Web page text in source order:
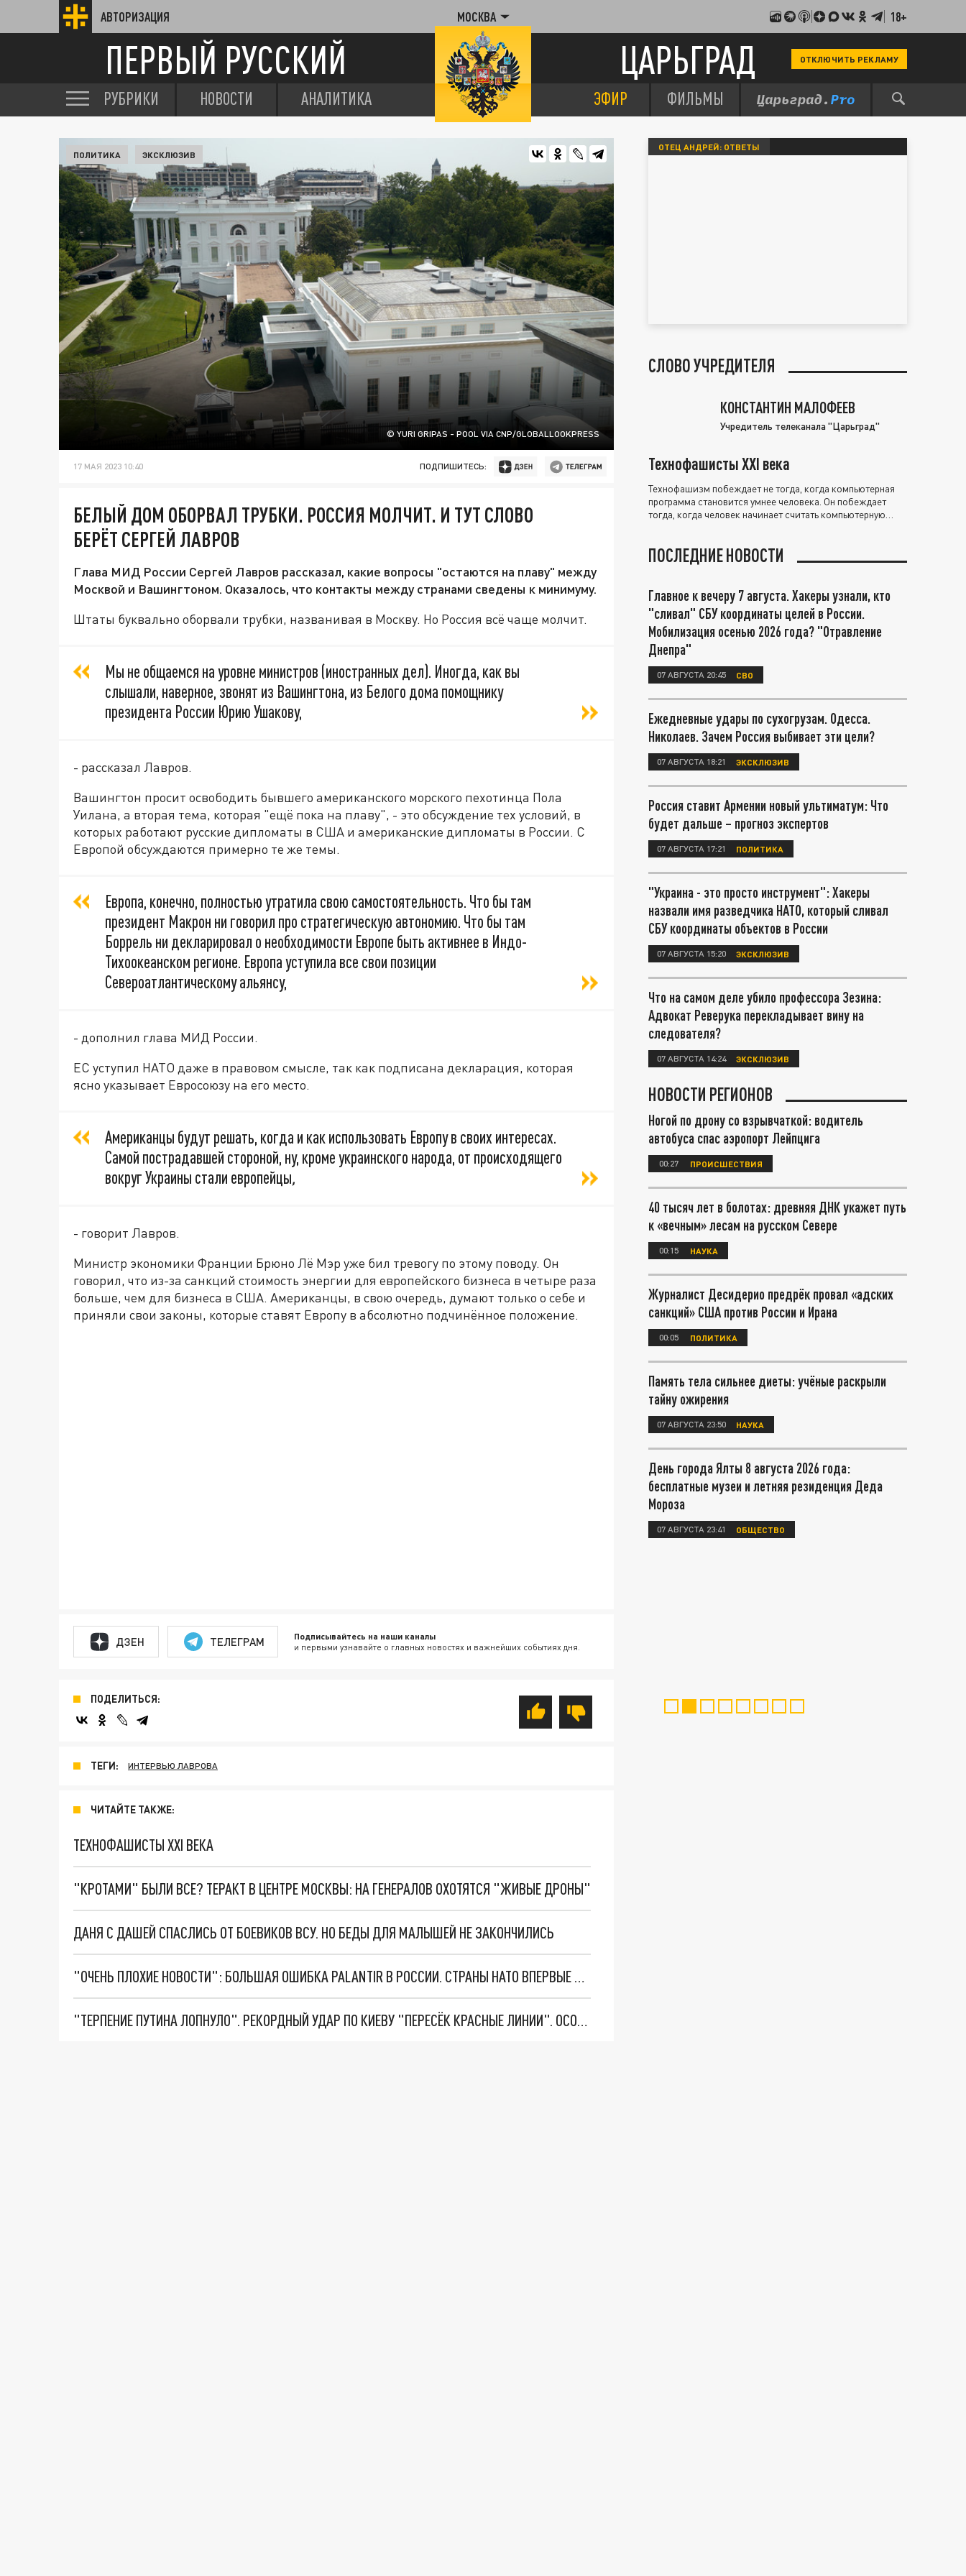
АВТОРИЗАЦИЯ МОСКВА 18+
ПЕРВЫЙ РУССКИЙ ЦАРЬГРАД ОТКЛЮЧИТЬ РЕКЛАМУ
РУБРИКИ НОВОСТИ АНАЛИТИКА ЭФИР ФИЛЬМЫ
© YURI GRIPAS - POOL VIA CNP/GLOBALLOOKPRESS
ПОЛИТИКА ЭКСКЛЮЗИВ
17 МАЯ 2023 10:40 ПОДПИШИТЕСЬ:
БЕЛЫЙ ДОМ ОБОРВАЛ ТРУБКИ. РОССИЯ МОЛЧИТ. И ТУТ СЛОВО
БЕРЁТ СЕРГЕЙ ЛАВРОВ
Глава МИД России Сергей Лавров рассказал, какие вопросы "остаются на плаву" между
Москвой и Вашингтоном. Оказалось, что контакты между странами сведены к минимуму.
Штаты буквально оборвали трубки, названивая в Москву. Но Россия всё чаще молчит.
Мы не общаемся на уровне министров (иностранных дел). Иногда, как вы
слышали, наверное, звонят из Вашингтона, из Белого дома помощнику
президента России Юрию Ушакову,
- рассказал Лавров.
Вашингтон просит освободить бывшего американского морского пехотинца Пола
Уилана, а вторая тема, которая "ещё пока на плаву", - это обсуждение тех условий, в
которых работают русские дипломаты в США и американские дипломаты в России. С
Европой обсуждаются примерно те же темы.
Европа, конечно, полностью утратила свою самостоятельность. Что бы там
президент Макрон ни говорил про стратегическую автономию. Что бы там
Боррель ни декларировал о необходимости Европе быть активнее в Индо-
Тихоокеанском регионе. Европа уступила все свои позиции
Североатлантическому альянсу,
- дополнил глава МИД России.
ЕС уступил НАТО даже в правовом смысле, так как подписана декларация, которая
ясно указывает Евросоюзу на его место.
Американцы будут решать, когда и как использовать Европу в своих интересах.
Самой пострадавшей стороной, ну, кроме украинского народа, от происходящего
вокруг Украины стали европейцы,
- говорит Лавров.
Министр экономики Франции Брюно Лё Мэр уже бил тревогу по этому поводу. Он
говорил, что из-за санкций стоимость энергии для европейского бизнеса в четыре раза
больше, чем для бизнеса в США. Американцы, в свою очередь, думают только о себе и
приняли свои законы, которые ставят Европу в абсолютно подчинённое положение.
ДЗЕН ТЕЛЕГРАМ Подписывайтесь на наши каналы
и первыми узнавайте о главных новостях и важнейших событиях дня.
ПОДЕЛИТЬСЯ:
ТЕГИ: ИНТЕРВЬЮ ЛАВРОВА
ЧИТАЙТЕ ТАКЖЕ:
ТЕХНОФАШИСТЫ XXI ВЕКА
"КРОТАМИ" БЫЛИ ВСЕ? ТЕРАКТ В ЦЕНТРЕ МОСКВЫ: НА ГЕНЕРАЛОВ ОХОТЯТСЯ "ЖИВЫЕ ДРОНЫ"
ДАНЯ С ДАШЕЙ СПАСЛИСЬ ОТ БОЕВИКОВ ВСУ. НО БЕДЫ ДЛЯ МАЛЫШЕЙ НЕ ЗАКОНЧИЛИСЬ
"ОЧЕНЬ ПЛОХИЕ НОВОСТИ": БОЛЬШАЯ ОШИБКА PALANTIR В РОССИИ. СТРАНЫ НАТО ВПЕРВЫЕ ЗА СВО ОСТАНОВИЛИ ПОСТАВКИ ОРУЖИЯ. ВСУ ТЕРЯЮТ ПРИГРАНИЧЬЕ?
"ТЕРПЕНИЕ ПУТИНА ЛОПНУЛО". РЕКОРДНЫЙ УДАР ПО КИЕВУ "ПЕРЕСЁК КРАСНЫЕ ЛИНИИ". ОСОБЫЕ СПЕЦЫ КНДР НА ЛБС? ТАЙНЫЕ ПЕРЕГОВОРЫ ЕВРОПЫ И МОСКВЫ
ОТЕЦ АНДРЕЙ: ОТВЕТЫ
СЛОВО УЧРЕДИТЕЛЯ
КОНСТАНТИН МАЛОФЕЕВ
Учредитель телеканала "Царьград"
Технофашисты XXI века
Технофашизм побеждает не тогда, когда компьютерная
программа становится умнее человека. Он побеждает
тогда, когда человек начинает считать компьютерную
ПОСЛЕДНИЕ НОВОСТИ
Главное к вечеру 7 августа. Хакеры узнали, кто
"сливал" СБУ координаты целей в России.
Мобилизация осенью 2026 года? "Отравление
Днепра"
07 АВГУСТА 20:45 СВО
Ежедневные удары по сухогрузам. Одесса.
Николаев. Зачем Россия выбивает эти цели?
07 АВГУСТА 18:21 ЭКСКЛЮЗИВ
Россия ставит Армении новый ультиматум: Что
будет дальше – прогноз экспертов
07 АВГУСТА 17:21 ПОЛИТИКА
"Украина - это просто инструмент": Хакеры
назвали имя разведчика НАТО, который сливал
СБУ координаты объектов в России
07 АВГУСТА 15:20 ЭКСКЛЮЗИВ
Что на самом деле убило профессора Зезина:
Адвокат Реверука перекладывает вину на
следователя?
07 АВГУСТА 14:24 ЭКСКЛЮЗИВ
НОВОСТИ РЕГИОНОВ
Ногой по дрону со взрывчаткой: водитель
автобуса спас аэропорт Лейпцига
00:27 ПРОИСШЕСТВИЯ
40 тысяч лет в болотах: древняя ДНК укажет путь
к «вечным» лесам на русском Севере
00:15 НАУКА
Журналист Десидерио предрёк провал «адских
санкций» США против России и Ирана
00:05 ПОЛИТИКА
Память тела сильнее диеты: учёные раскрыли
тайну ожирения
07 АВГУСТА 23:50 НАУКА
День города Ялты 8 августа 2026 года:
бесплатные музеи и летняя резиденция Деда
Мороза
07 АВГУСТА 23:41 ОБЩЕСТВО